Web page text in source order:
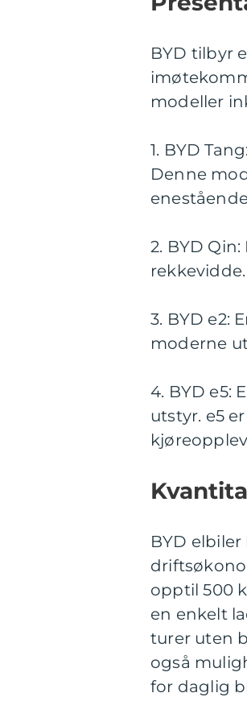
BYD tilbyr
modeller
1. BYD
Denne
2. BYD
3. BYD e2:
moderne
4. BYD e5:
utstyr. e5
BYD
opptil 500
en enkelt
turer uten
også
for daglig